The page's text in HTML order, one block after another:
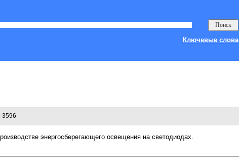
Ключевые слова
3596
энергосберегающего освещения на светодиодах.